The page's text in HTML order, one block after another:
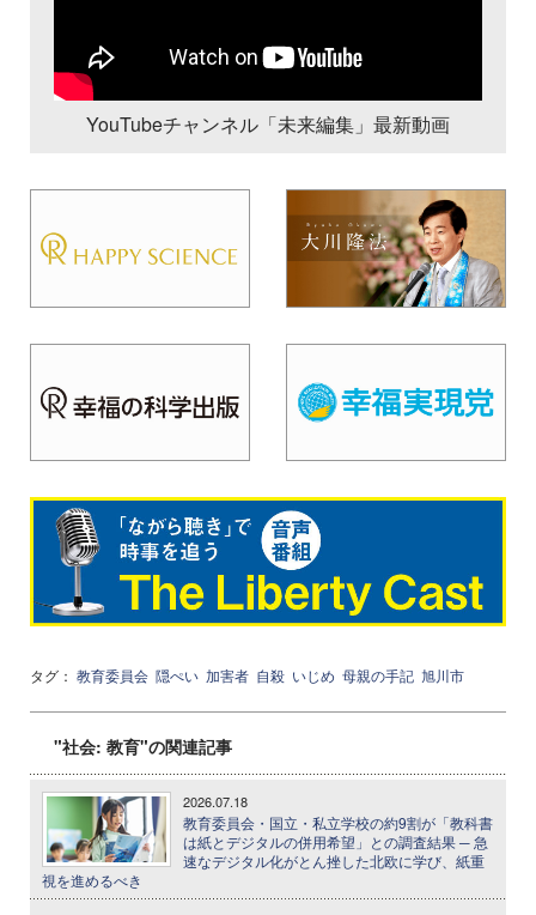
YouTubeチャンネル「未来編集」最新動画
タグ： 教育委員会 隠ぺい 加害者 自殺 いじめ 母親の手記 旭川市
"社会: 教育"の関連記事
2026.07.18
教育委員会・国立・私立学校の約9割が「教科書
は紙とデジタルの併用希望」との調査結果 ─ 急
速なデジタル化がとん挫した北欧に学び、紙重
視を進めるべき